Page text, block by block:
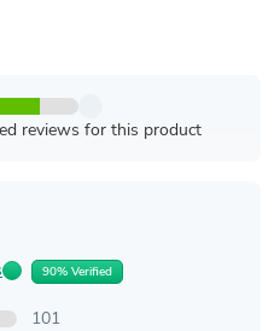
reviews for this product
90% Verified
101